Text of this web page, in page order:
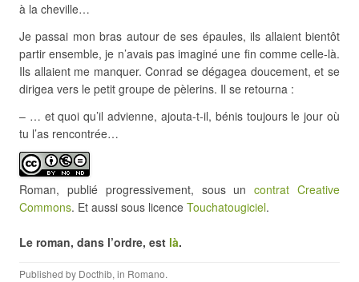
à la cheville…
Je passai mon bras autour de ses épaules, ils allaient bientôt
partir ensemble, je n’avais pas imaginé une fin comme celle-là.
Ils allaient me manquer. Conrad se dégagea doucement, et se
dirigea vers le petit groupe de pèlerins. Il se retourna :
– … et quoi qu’il advienne, ajouta-t-il, bénis toujours le jour où
tu l’as rencontrée…
Roman, publié progressivement, sous uncontrat Creative
Commons. Et aussi sous licence Touchatougiciel.
Le roman, dans l’ordre, est là.
Published by Docthib, in Romano.